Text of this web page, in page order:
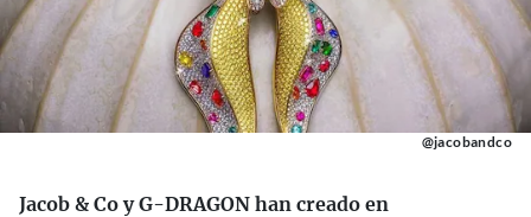
@jacobandco
Jacob & Co y G-DRAGON han creado en